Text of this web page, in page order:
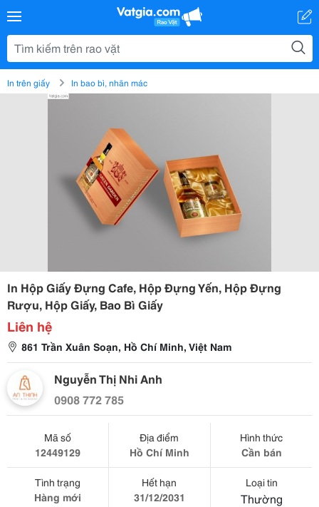
In trên giấy In bao bì, nhãn mác
In Hộp Giấy Đựng Cafe, Hộp Đựng Yến, Hộp Đựng
Rượu, Hộp Giấy, Bao Bì Giấy
Liên hệ
861 Trần Xuân Soạn, Hồ Chí Minh, Việt Nam
Nguyễn Thị Nhi Anh
0908 772 785
Mã số
12449129
Địa điểm
Hồ Chí Minh
Hình thức
Cần bán
Tình trạng
Hàng mới
Hết hạn
31/12/2031
Loại tin
Thường